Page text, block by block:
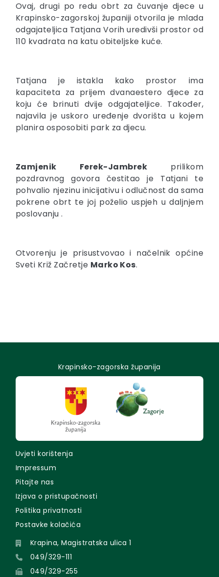
Ovaj, drugi po redu obrt za čuvanje djece u
Krapinsko-zagorskoj županiji otvorila je mlada
odgajateljica Tatjana Vorih uredivši prostor od
110 kvadrata na katu obiteljske kuće.
Tatjana je istakla kako prostor ima
kapaciteta za prijem dvanaestero djece za
koju će brinuti dvije odgajateljice. Također,
najavila je uskoro uređenje dvorišta u kojem
planira osposobiti park za djecu.
Zamjenik Ferek-Jambrek prilikom
pozdravnog govora čestitao je Tatjani te
pohvalio njezinu inicijativu i odlučnost da sama
pokrene obrt te joj poželio uspjeh u daljnjem
poslovanju .
Otvorenju je prisustvovao i načelnik općine
Sveti Križ Začretje Marko Kos.
Krapinsko-zagorska županija
Uvjeti korištenja
Impressum
Pitajte nas
Izjava o pristupačnosti
Politika privatnosti
Postavke kolačića
Krapina, Magistratska ulica 1
049/329-111
049/329-255